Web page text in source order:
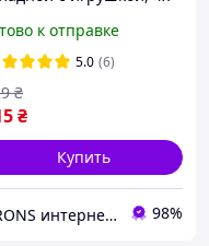
к отправке
5.0 (6)
₴
₴
Купить
KRONS интернет- магазин 98%